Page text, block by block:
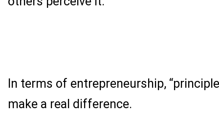
In terms of entrepreneurship,
make a real difference.